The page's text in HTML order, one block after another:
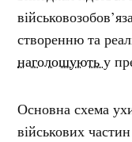
створенню та
наголошуютьу
Основна схема
військових